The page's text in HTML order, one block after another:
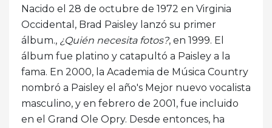
Nacido el 28 de octubre de 1972 en Virginia
Occidental, Brad Paisley lanzó su primer
álbum., ¿Quién necesita fotos?, en 1999. El
álbum fue platino y catapultó a Paisley a la
fama. En 2000, la Academia de Música Country
nombró a Paisley el año's Mejor nuevo vocalista
masculino, y en febrero de 2001, fue incluido
en el Grand Ole Opry. Desde entonces, ha